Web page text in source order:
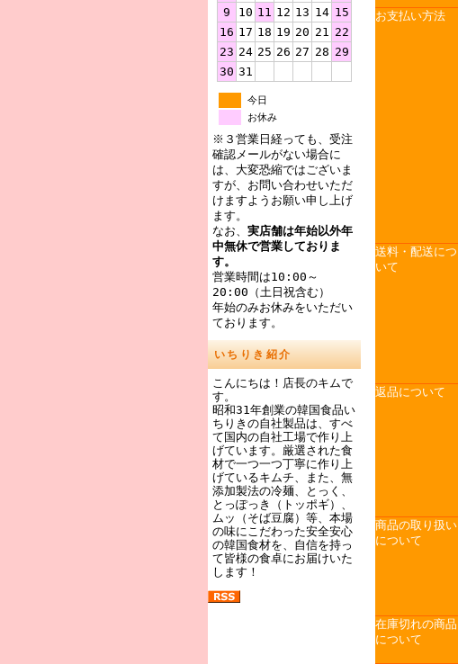
9
10 11 12 13 14 15
16 17 18 19 20 21 22
23 24 25 26 27 28 29
30 31
今日
お休み
※３営業日経っても、受注
確認メールがない場合に
は、大変恐縮ではございま
すが、お問い合わせいただ
けますようお願い申し上げ
ます。
なお、 実店舗は年始以外年
中無休で営業しておりま
す。
営業時間は10:00～
20:00（土日祝含む）
年始のみお休みをいただい
ております。
いちりき紹介
こんにちは！店長のキムで
す。
昭和31年創業の韓国食品い
ちりきの自社製品は、すべ
て国内の自社工場で作り上
げています。厳選された食
材で一つ一つ丁寧に作り上
げているキムチ、また、無
添加製法の冷麺、とっく、
とっぽっき（トッポギ）、
ムッ（そば豆腐）等、本場
の味にこだわった安全安心
の韓国食材を、自信を持っ
て皆様の食卓にお届けいた
します！
お支払い方法
送料・配送につ
いて
返品について
商品の取り扱い
について
在庫切れの商品
について